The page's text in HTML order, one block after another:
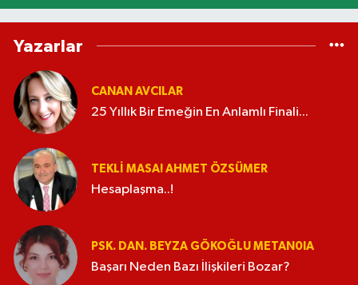
Yazarlar
CANAN AVCILAR
25 Yıllık Bir Emeğin En Anlamlı Finali...
TEKLI MASA! AHMET ÖZSÜMER
Hesaplaşma..!
PSK. DAN. BEYZA GÖKOĞLU METAN0IA
Başarı Neden Bazı İlişkileri Bozar?